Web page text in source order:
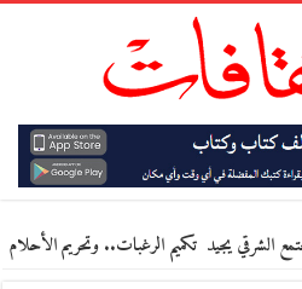
الشرقي‮ ‬يجيد ‮ ‬تكميم الرغبات‮.. ‬وتحريم الأحلام‮